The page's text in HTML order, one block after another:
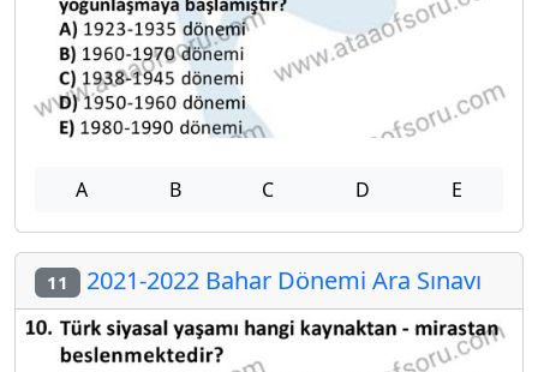
A B C D E
11 2021-2022 Bahar Dönemi Ara Sınavı